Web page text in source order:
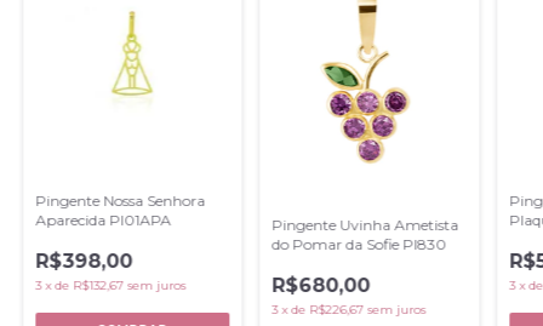
Pingente Nossa Senhora
Aparecida PI01APA
R$398,00
3 xde R$132,67 sem juros
Pingente Uvinha Ametista
do Pomar da Sofie PI830
R$680,00
3 xde R$226,67 sem juros
3 x